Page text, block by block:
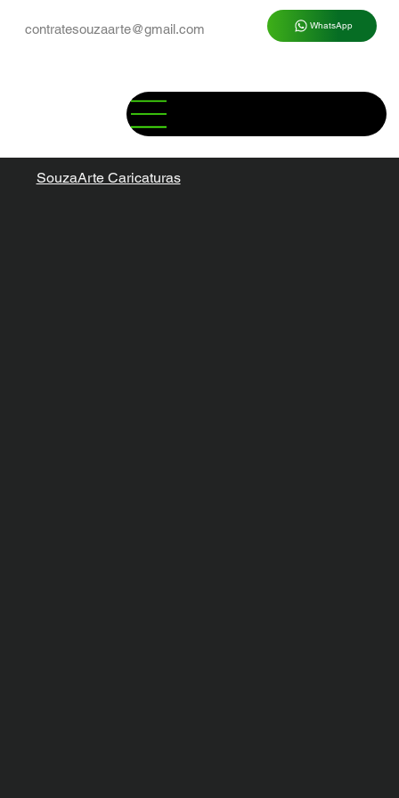
contratesouzaarte@gmail.com WhatsApp
SouzaArte Caricaturas